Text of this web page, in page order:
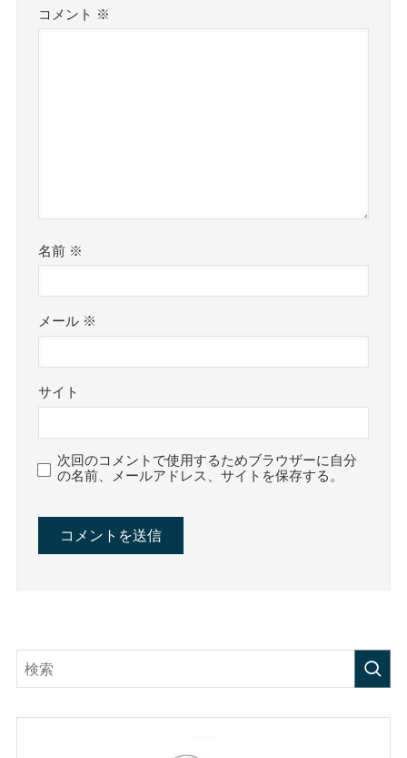
コメント ※
名前 ※
メール ※
サイト
次回のコメントで使用するためブラウザーに自分
の名前、メールアドレス、サイトを保存する。